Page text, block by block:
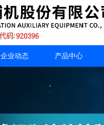
企业动态 产品中心